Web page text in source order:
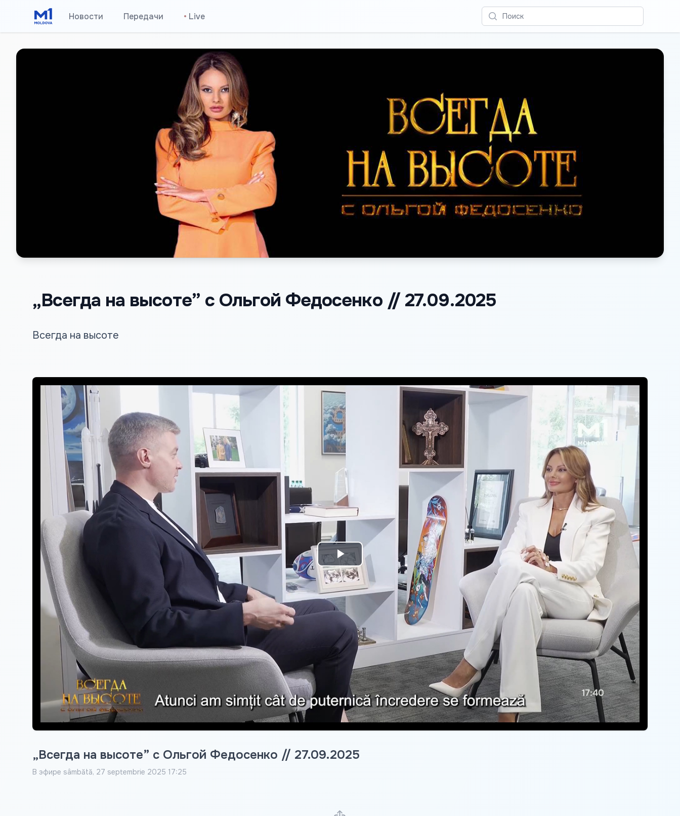
Новости Передачи • Live Поиск
„Всегда на высоте” с Ольгой Федосенко // 27.09.2025
Всегда на высоте
Play
Video
„Всегда на высоте” с Ольгой Федосенко // 27.09.2025
В эфире sâmbătă, 27 septembrie 2025 17:25